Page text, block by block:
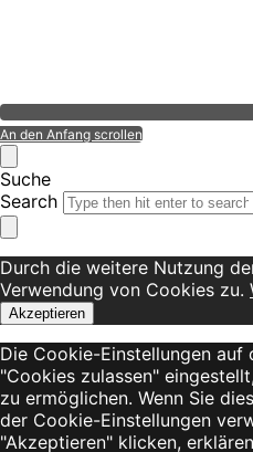
An den Anfang scrollen
Suche
Search
Durch die weitere Nutzung
Verwendung von Cookies zu.
Akzeptieren
Die Cookie-Einstellungen auf
"Cookies zulassen"
zu ermöglichen. Wenn Sie
der Cookie-Einstellungen
"Akzeptieren" klicken,